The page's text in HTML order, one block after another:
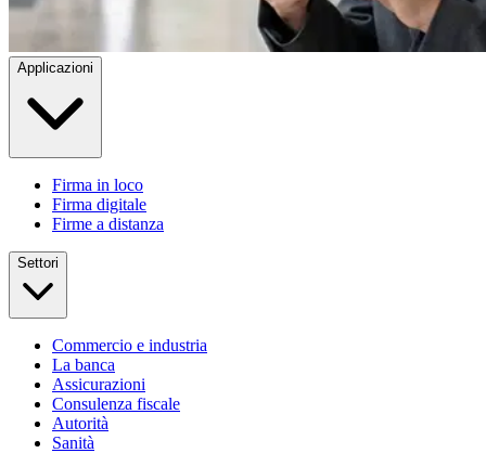
Applicazioni
Firma in loco
Firma digitale
Firme a distanza
Settori
Commercio e industria
La banca
Assicurazioni
Consulenza fiscale
Autorità
Sanità